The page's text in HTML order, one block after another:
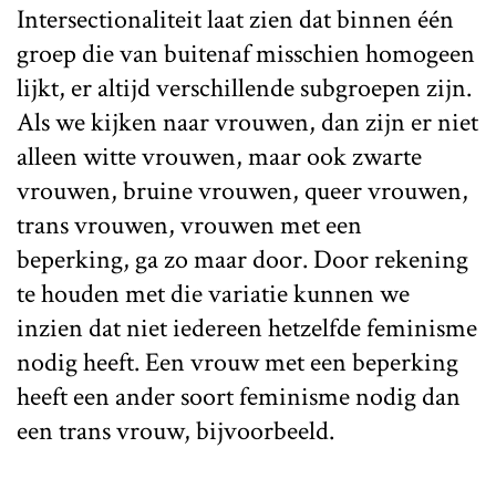
Intersectionaliteit laat zien dat binnen één
groep die van buitenaf misschien homogeen
lijkt, er altijd verschillende subgroepen zijn.
Als we kijken naar vrouwen, dan zijn er niet
alleen witte vrouwen, maar ook zwarte
vrouwen, bruine vrouwen, queer vrouwen,
trans vrouwen, vrouwen met een
beperking, ga zo maar door. Door rekening
te houden met die variatie kunnen we
inzien dat niet iedereen hetzelfde feminisme
nodig heeft. Een vrouw met een beperking
heeft een ander soort feminisme nodig dan
een trans vrouw, bijvoorbeeld.